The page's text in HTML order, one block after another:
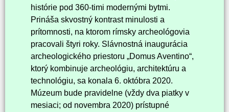
histórie pod 360-timi modernými bytmi.
Prináša skvostný kontrast minulosti a
prítomnosti, na ktorom rímsky archeológovia
pracovali štyri roky. Slávnostná inaugurácia
archeologického priestoru „Domus Aventino“,
ktorý kombinuje archeológiu, architektúru a
technológiu, sa konala 6. októbra 2020.
Múzeum bude pravidelne (vždy dva piatky v
mesiaci; od novembra 2020) prístupné